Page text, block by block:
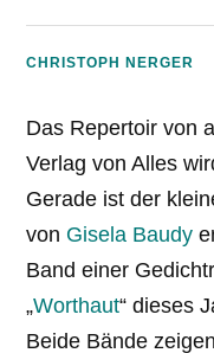
CHRISTOPH NERGER
Das Repertoir von
Verlag von Alles
Gerade ist der
von Gisela Baudy
Band einer
„Worthaut“ dieses
Beide Bände